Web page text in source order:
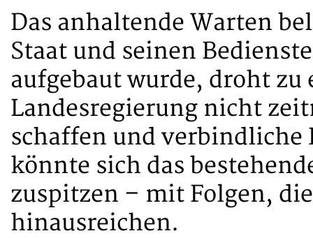
Das anhaltende Warten
Staat und seinen
aufgebaut wurde, droht zu
Landesregierung nicht
schaffen und verbindliche
könnte sich das
zuspitzen – mit Folgen,
hinausreichen.